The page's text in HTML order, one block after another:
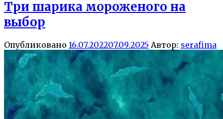
Три шарика мороженого на
выбор
Опубликовано 16.07.202207.09.2025 Автор: serafima